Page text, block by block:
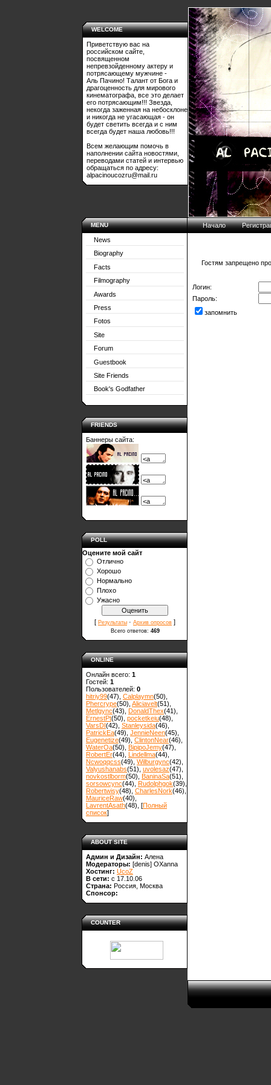
WELCOME
Приветствую вас на
российском сайте,
посвященном
непревзойденному актеру и
потрясающему мужчине -
Аль Пачино! Талант от Бога и
драгоценность для мирового
кинематографа, все это делает
его потрясающим!!! Звезда,
некогда заженная на небосклоне
и никогда не угасающая - он
будет светить всегда и с ним
всегда будет наша любовь!!!
Всем желающим помочь в
наполнении сайта новостями,
переводами статей и интервью
обращаться по адресу:
alpacinoucozru@mail.ru
MENU
News
Biography
Facts
Filmography
Awards
Press
Fotos
Site
Forum
Guestbook
Site Friends
Book's Godfather
FRIENDS
Баннеры сайта:
POLL
Оцените мой сайт
Отлично
Хорошо
Нормально
Плохо
Ужасно
[ Результаты · Архив опросов ]
Всего ответов: 469
ONLINE
Онлайн всего: 1
Гостей: 1
Пользователей: 0
hitriy99(47) Calplaymn(50)
Phercrype(50) Aliciavelt(51)
Metlgync(43) DonaldThex(41)
ErnestPt(50) pocketkeiu(48)
VarsDI(42) Stanleysida(46)
PatrickEa(49) JennieNeen(45)
Eugenetize(49) ClintonNear(46)
WaterOa(50) BipipoJemy(47)
RobertEr(44) Lindellma(44)
Ncwoqqcss(49) Wilburgync(42)
Valyushanabs(51) uvolesaz(47)
novkostlborm(50) ВaninaSa(51)
sorsowcync(44) Rudolphgok(39)
Robertwisy(48) CharlesNork(46)
MauriceRaw(40)
LavrentAsath(48) , [Полный
список]
ABOUT SITE
Админ и Дизайн: Алена
Модераторы: [denis] OXanna
Хостинг: UcoZ
В сети: с 17.10.06
Страна: Россия, Москва
Спонсор:
COUNTER
Начало
Гостям запрещено
Логин:
Пароль:
запомнить